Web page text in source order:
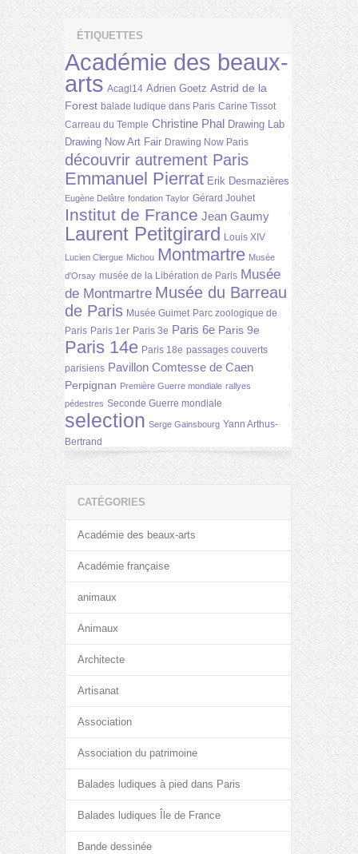
ÉTIQUETTES
Académie des beaux-
arts Acagl14 Adrien Goetz Astrid de la
Forest balade ludique dans Paris Carine Tissot
Carreau du Temple Christine Phal Drawing Lab
Drawing Now Art Fair Drawing Now Paris
découvrir autrement Paris
Emmanuel Pierrat Erik Desmazières
Eugène Delâtre fondation Taylor Gérard Jouhet
Institut de France Jean Gaumy
Laurent Petitgirard Louis XIV
Lucien Clergue Michou Montmartre Musée
d'Orsay musée de la Libération de Paris Musée
de Montmartre Musée du Barreau
de Paris Musée Guimet Parc zoologique de
Paris Paris 1er Paris 3e Paris 6e Paris 9e
Paris 14e Paris 18e passages couverts
parisiens Pavillon Comtesse de Caen
Perpignan Première Guerre mondiale rallyes
pédestres Seconde Guerre mondiale
selection Serge Gainsbourg Yann Arthus-
Bertrand
CATÉGORIES
Académie des beaux-arts
Académie française
animaux
Animaux
Architecte
Artisanat
Association
Association du patrimoine
Balades ludiques à pied dans Paris
Balades ludiques Île de France
Bande dessinée